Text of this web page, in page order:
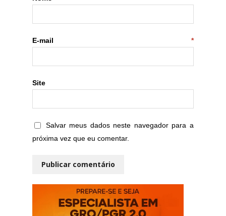
E-mail *
Site
Salvar meus dados neste navegador para a
próxima vez que eu comentar.